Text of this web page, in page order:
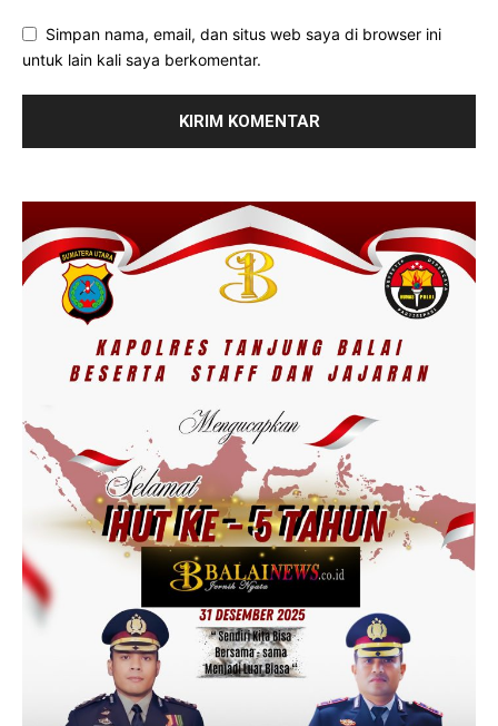
Simpan nama, email, dan situs web saya di browser ini
untuk lain kali saya berkomentar.